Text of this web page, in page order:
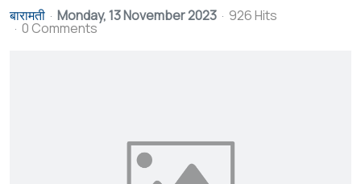
बारामती Monday, 13 November 2023 926 Hits
0 Comments